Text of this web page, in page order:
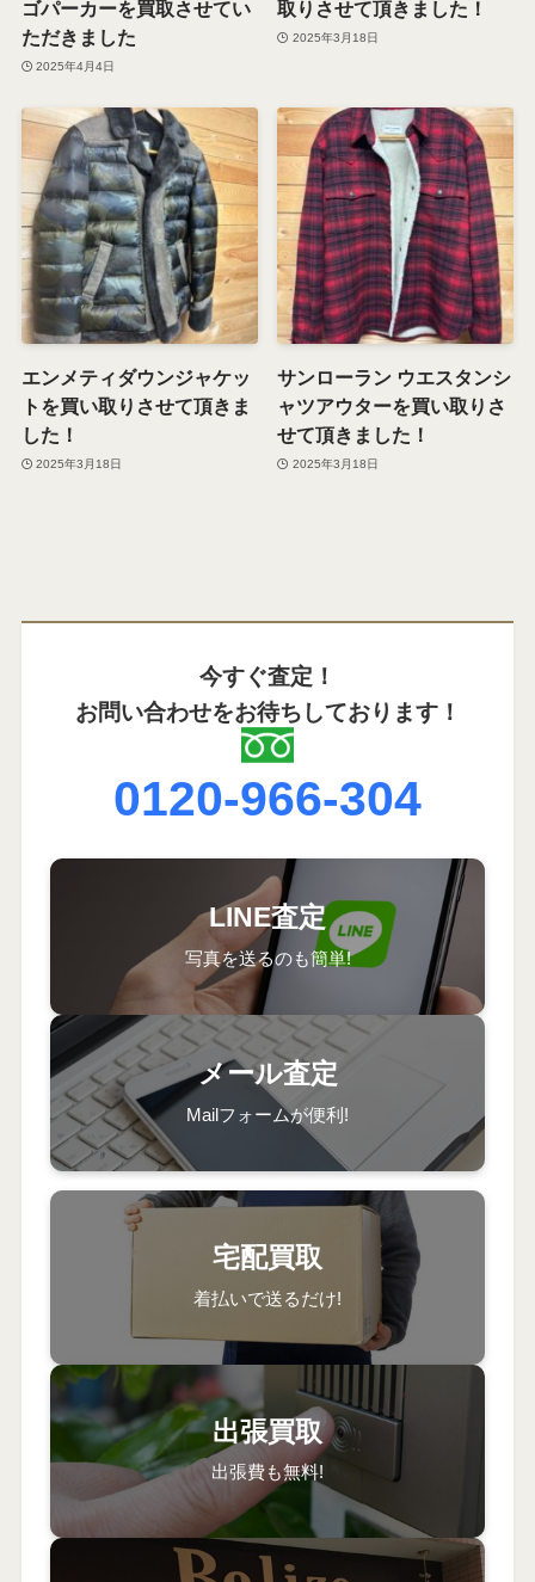
ゴパーカーを買取させてい
ただきました
2025年4月4日
取りさせて頂きました！
2025年3月18日
エンメティダウンジャケッ
トを買い取りさせて頂きま
した！
2025年3月18日
サンローラン ウエスタンシ
ャツアウターを買い取りさ
せて頂きました！
2025年3月18日
今すぐ査定！
お問い合わせをお待ちしております！
0120-966-304
LINE査定
写真を送るのも簡単!
メール査定
Mailフォームが便利!
宅配買取
着払いで送るだけ!
出張買取
出張費も無料!